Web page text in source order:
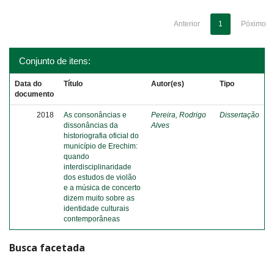
Anterior 1 Póximo
Conjunto de itens:
Data do
documento
Título Autor(es) Tipo
2018
As consonâncias e
dissonâncias da
historiografia oficial do
município de Erechim:
quando
interdisciplinaridade
dos estudos de violão
e a música de concerto
dizem muito sobre as
identidade culturais
contemporâneas
Pereira, Rodrigo
Alves
Dissertação
Busca facetada